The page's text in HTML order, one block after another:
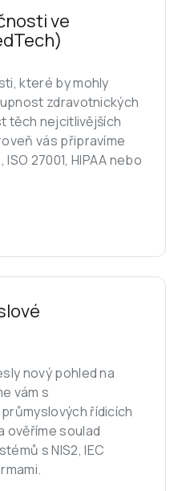
ve
které by mohly
zdravotnických
těch nejcitlivějších
vás připravíme
27001, HIPAA nebo
nový pohled na
vám s
řídicích
ověříme soulad
s NIS2, IEC